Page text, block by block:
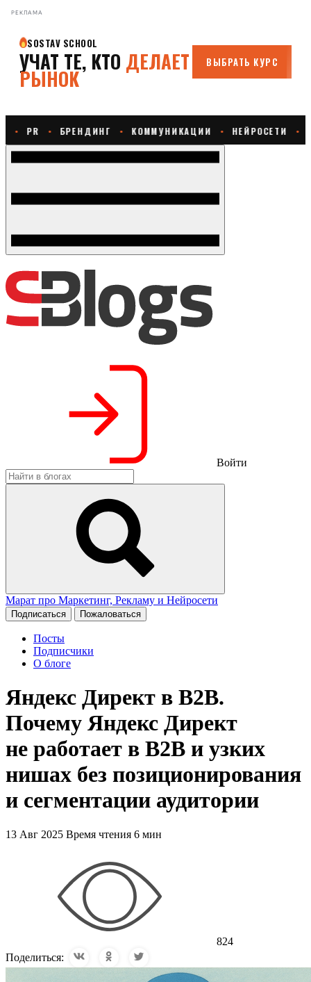
РЕКЛАМА
Войти
Марат про Маркетинг, Рекламу и Нейросети
Подписаться Пожаловаться
Посты
Подписчики
О блоге
Яндекс Директ в B2B.
Почему Яндекс Директ
не работает в B2B и узких
нишах без позиционирования
и сегментации аудитории
13 Авг 2025 Время чтения 6 мин
824
Поделиться: